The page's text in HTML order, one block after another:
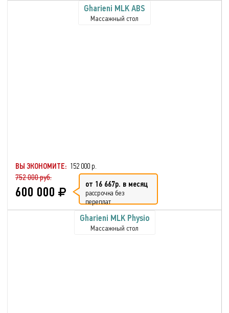
Gharieni MLK ABS
Массажный стол
ВЫ ЭКОНОМИТЕ: 152 000 р.
752 000 руб.
600 000 от 16 667р. в месяц
рассрочка без
переплат
Gharieni MLK Physio
Массажный стол